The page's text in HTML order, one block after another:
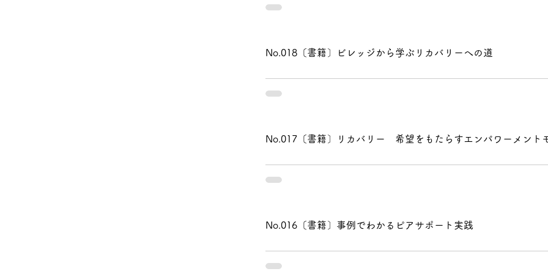
No.018〔書籍〕ビレッジから学ぶリカバリーへの道
No.017〔書籍〕リカバリー 希望をもたらすエンパワーメント
No.016〔書籍〕事例でわかるピアサポート実践